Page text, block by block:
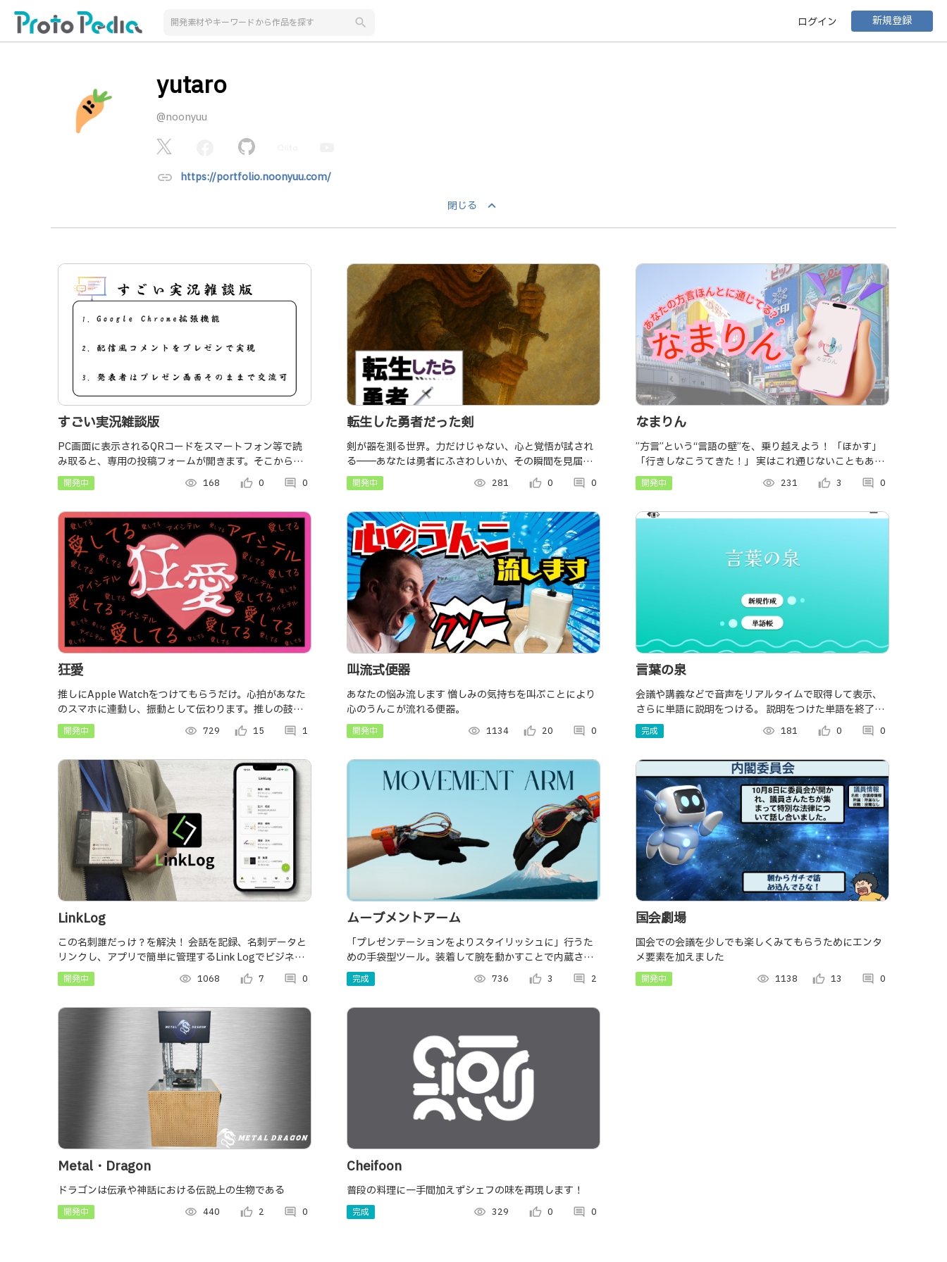
search ログイン 新規登録
yutaro
@noonyuu
link
https://portfolio.noonyuu.com/
閉じる
keyboard_arrow_up
すごい実況雑談版
PC画面に表示されるQRコードをスマートフォン等で読
み取ると、専用の投稿フォームが開きます。そこから投
稿されたコメントは、即座に拡張機能に送信され、プレ
ゼン中の画面にリアルタイムで流れます。
開発中 visibility 168 thumb_up_alt 0 comment 0
転生した勇者だった剣
剣が器を測る世界。力だけじゃない、心と覚悟が試され
る――あなたは勇者にふさわしいか、その瞬間を見届け
よ。
開発中 visibility 281 thumb_up_alt 0 comment 0
なまりん
”方言”という“言語の壁”を、乗り越えよう！ 「ほかす」
「行きしなこうてきた！」 実はこれ通じないこともある
んです。 普段使っていた言葉が伝わらない、そんな“方言
のすれ違い”を減らします
開発中 visibility 231 thumb_up_alt 3 comment 0
狂愛
推しにApple Watchをつけてもらうだけ。心拍があなた
のスマホに連動し、振動として伝わります。推しの鼓動
をリアルタイムに感じながら眠る、そんな究極の癒しを
体験できる新しい『愛』の形です！
開発中 visibility 729 thumb_up_alt 15 comment 1
叫流式便器
あなたの悩み流します 憎しみの気持ちを叫ぶことにより
心のうんこが流れる便器。
開発中 visibility 1134 thumb_up_alt 20 comment 0
言葉の泉
会議や講義などで音声をリアルタイムで取得して表示、
さらに単語に説明をつける。 説明をつけた単語を終了後
に独自の単語帳に保存して後から知らなかった単語や難
しい単語や議事録を見返せるようにする
完成 visibility 181 thumb_up_alt 0 comment 0
LinkLog
この名刺誰だっけ？を解決！ 会話を記録、名刺データと
リンクし、アプリで簡単に管理するLink Logでビジネス
スキルをレベルアップ！
開発中 visibility 1068 thumb_up_alt 7 comment 0
ムーブメントアーム
「プレゼンテーションをよりスタイリッシュに」行うた
めの手袋型ツール。装着して腕を動かすことで内蔵され
た加速度センサが動作を検知。PCと通信することでプレ
ゼン資料を操作するもの。
完成 visibility 736 thumb_up_alt 3 comment 2
国会劇場
国会での会議を少しでも楽しくみてもらうためにエンタ
メ要素を加えました
開発中 visibility 1138 thumb_up_alt 13 comment 0
Metal・Dragon
ドラゴンは伝承や神話における伝説上の生物である
開発中 visibility 440 thumb_up_alt 2 comment 0
Cheifoon
普段の料理に一手間加えずシェフの味を再現します！
完成 visibility 329 thumb_up_alt 0 comment 0